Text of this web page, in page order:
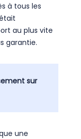
à tous les
au plus vite
garantie.
sur
une